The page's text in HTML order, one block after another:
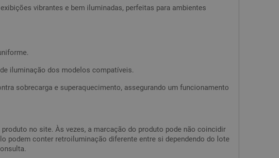
vibrantes e bem iluminadas, perfeitas para ambientes
iluminação dos modelos compatíveis.
sobrecarga e superaquecimento, assegurando um funcionamento
no site. Às vezes, a marcação do produto pode não coincidir
podem conter retroiluminação diferente entre si dependendo do lote